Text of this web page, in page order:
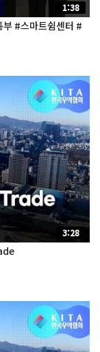
1:38
3:28